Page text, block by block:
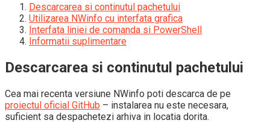
Descarcarea si continutul pachetului
Utilizarea NWinfo cu interfata grafica
Interfata liniei de comanda si PowerShell
Informatii suplimentare
Descarcarea si continutul pachetului
Cea mai recenta versiune NWinfo poti descarca de pe
proiectul oficial GitHub – instalarea nu este necesara,
suficient sa despachetezi arhiva in locatia dorita.